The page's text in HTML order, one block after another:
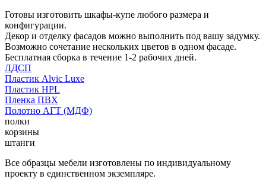
Готовы изготовить шкафы-купе любого размера и
конфигурации.
Декор и отделку фасадов можно выполнить под вашу задумку.
Возможно сочетание нескольких цветов в одном фасаде.
Бесплатная сборка в течение 1-2 рабочих дней.
ЛДСП
Пластик Alvic Luxe
Пластик HPL
Пленка ПВХ
Полотно АГТ (МДФ)
полки
корзины
штанги
Все образцы мебели изготовлены по индивидуальному
проекту в единственном экземпляре.